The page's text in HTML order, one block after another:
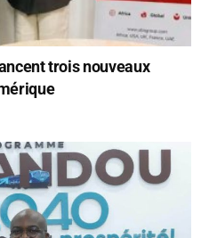
trois nouveaux